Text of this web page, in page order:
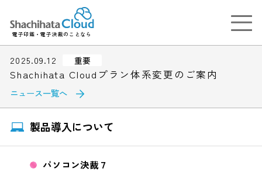
電子印鑑・電子決裁のことなら
2025.09.12 重要
Shachihata Cloudプラン体系変更のご案内
ニュース一覧へ
製品導入について
パソコン決裁７